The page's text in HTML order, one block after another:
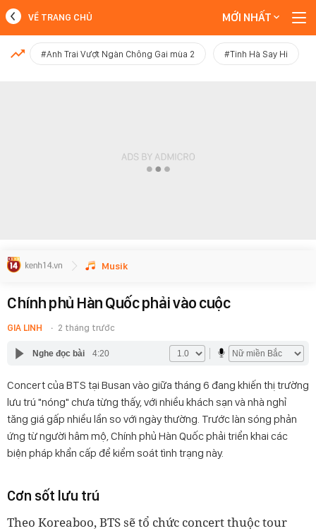
MỚI NHẤT
VỀ TRANG CHỦ MỚI NHẤT
#Anh Trai Vượt Ngàn Chông Gai mùa 2 #Tinh Hà Say Hi
Musik
Chính phủ Hàn Quốc phải vào cuộc
GIA LINH 2 tháng trước
Nghe đọc bài 4:20
Concert của BTS tại Busan vào giữa tháng 6 đang khiến thị trường
lưu trú "nóng" chưa từng thấy, với nhiều khách sạn và nhà nghỉ
tăng giá gấp nhiều lần so với ngày thường. Trước làn sóng phản
ứng từ người hâm mộ, Chính phủ Hàn Quốc phải triển khai các
biện pháp khẩn cấp để kiểm soát tình trạng này.
Cơn sốt lưu trú
Theo Koreaboo, BTS sẽ tổ chức concert thuộc tour